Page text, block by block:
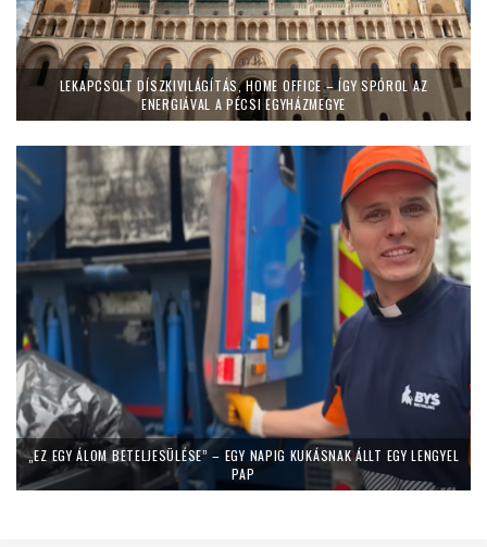
LEKAPCSOLT DÍSZKIVILÁGÍTÁS, HOME OFFICE – ÍGY SPÓROL AZ
ENERGIÁVAL A PÉCSI EGYHÁZMEGYE
„EZ EGY ÁLOM BETELJESÜLÉSE” – EGY NAPIG KUKÁSNAK ÁLLT EGY LENGYEL
PAP